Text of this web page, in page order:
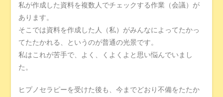
私が作成した資料を複数人でチェックする作業（会議）が
あります。
そこでは資料を作成した人（私）がみんなによってたかっ
てたたかれる、というのが普通の光景です。
私はこれが苦手で、よく、くよくよと思い悩んでいまし
た。
ヒプノセラピーを受けた後も、今までどおり不備をたたか